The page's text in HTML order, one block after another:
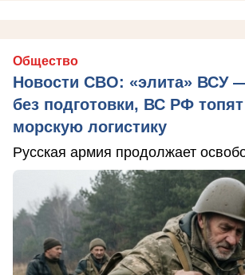
Общество
Новости СВО: «элита» ВСУ
без подготовки, ВС РФ
морскую логистику
Русская армия продолжает